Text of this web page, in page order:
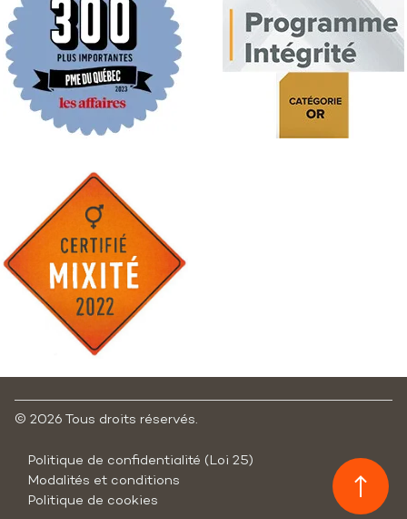
© 2026 Tous droits réservés.
Politique de confidentialité (Loi 25)
Modalités et conditions
Politique de cookies